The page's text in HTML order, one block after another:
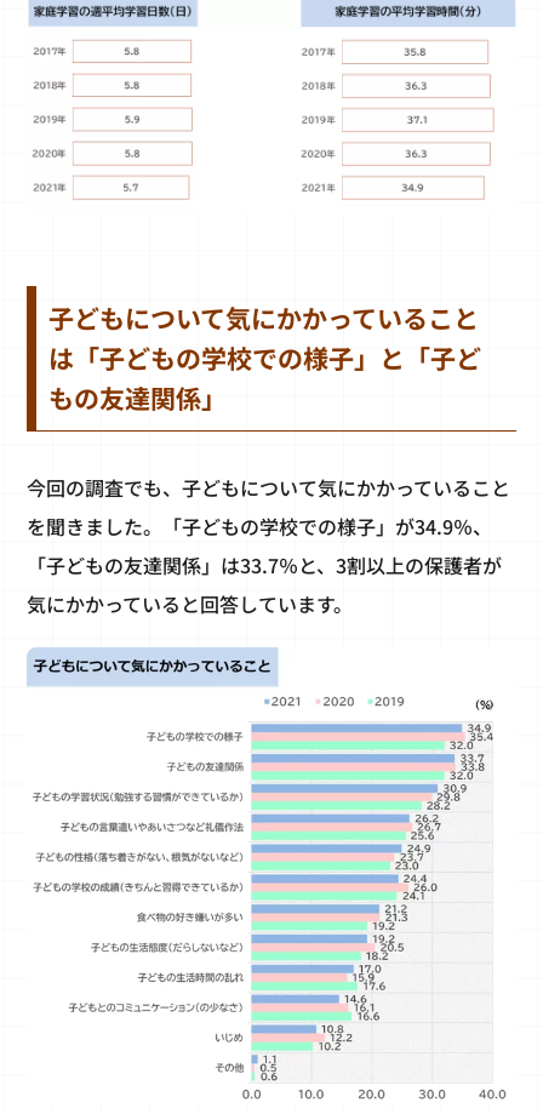
子どもについて気にかかっていること
は「子どもの学校での様子」と「子ど
もの友達関係」
今回の調査でも、子どもについて気にかかっていること
を聞きました。「子どもの学校での様子」が34.9％、
「子どもの友達関係」は33.7％と、3割以上の保護者が
気にかかっていると回答しています。